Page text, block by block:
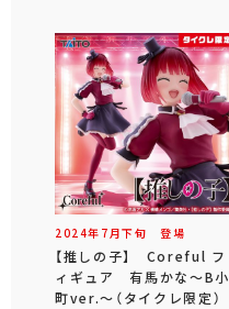
2024年 7 月下旬 登場
【推しの子】 Coreful フ
ィギュア 有馬かな～B小
町ver.～（タイクレ限定）